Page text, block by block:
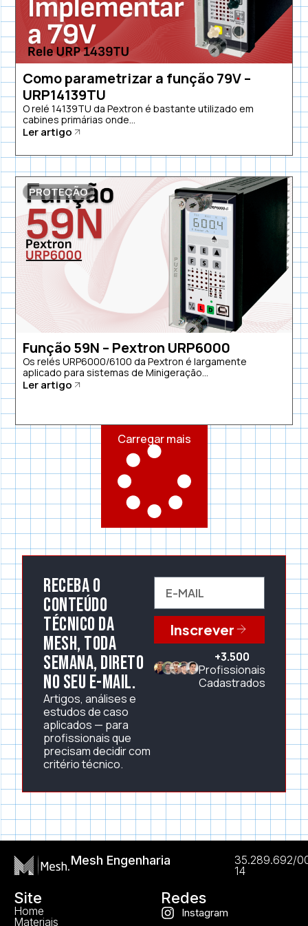
Como parametrizar a função 79V –
URP14139TU
O relé 14139TU da Pextron é bastante utilizado em
cabines primárias onde...
Ler artigo
PROTEÇÃO
Função 59N – Pextron URP6000
Os relés URP6000/6100 da Pextron é largamente
aplicado para sistemas de Minigeração...
Ler artigo
Carregar mais
Receba o
conteúdo
técnico da
Mesh, toda
semana, direto
no seu e-mail.
Artigos, análises e
estudos de caso
aplicados — para
profissionais que
precisam decidir com
critério técnico.
Inscrever
+3.500
Profissionais
Cadastrados
Mesh Engenharia
35.289.692/
14
Site
Home
Materiais
Redes
Instagram